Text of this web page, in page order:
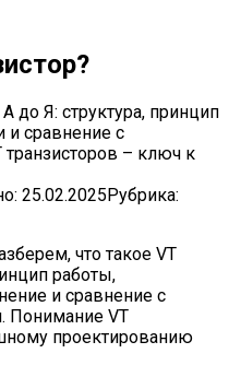
до Я: структура, принцип
и сравнение с
– ключ к
25.02.2025Рубрика:
что такое VT
работы,
и сравнение с
Понимание VT
проектированию